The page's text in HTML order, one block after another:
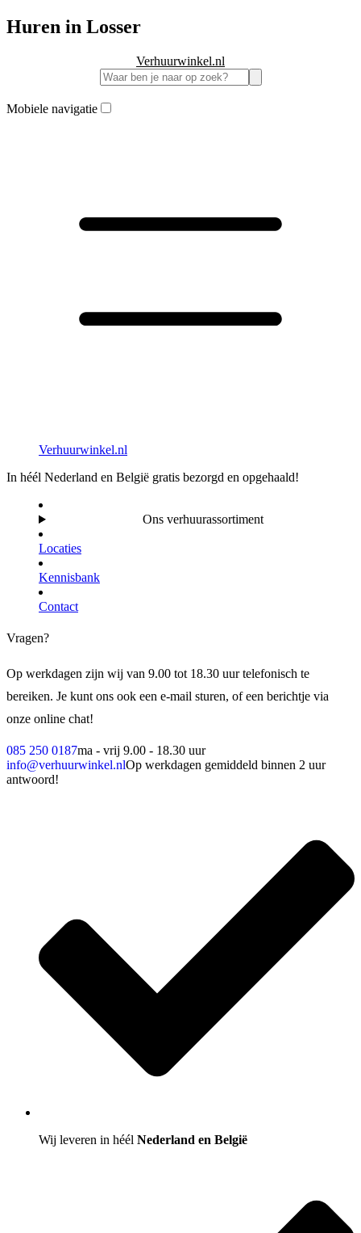
Huren in Losser
Verhuurwinkel.nl
Mobiele navigatie
Verhuurwinkel.nl
In héél Nederland en België gratis bezorgd en opgehaald!
Ons verhuurassortiment
Locaties
Kennisbank
Contact
Vragen?
Op werkdagen zijn wij van 9.00 tot 18.30 uur telefonisch te
bereiken. Je kunt ons ook een e-mail sturen, of een berichtje via
onze online chat!
085 250 0187ma - vrij 9.00 - 18.30 uur
info@verhuurwinkel.nlOp werkdagen gemiddeld binnen 2 uur
antwoord!
Wij leveren in héél Nederland en België